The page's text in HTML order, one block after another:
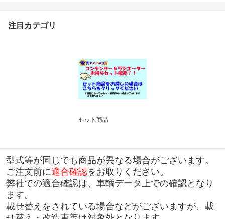
注目カテゴリ
セット商品
型式等が同じでも商品が異なる場合がございます。
ご注文前に適合確認をお取りください。
弊社での適合確認は、車輌データ上での確認となり
ます。
載せ替えをされている場合などがございますが、載